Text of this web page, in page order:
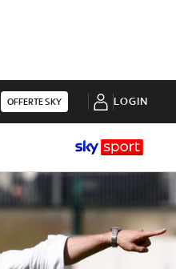
OFFERTE SKY LOGIN